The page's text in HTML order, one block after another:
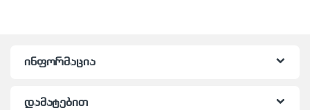
ინფორმაცია
დამატებით